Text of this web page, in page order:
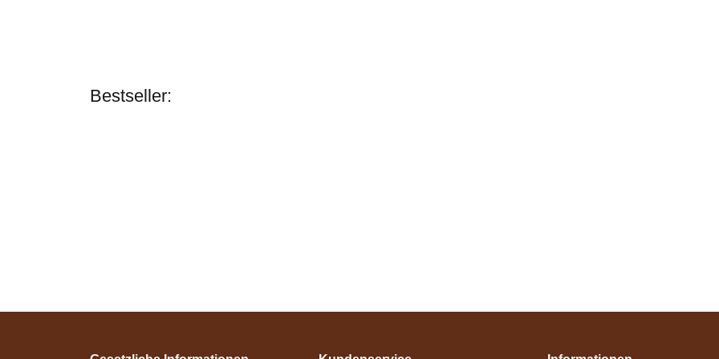
Bestseller: